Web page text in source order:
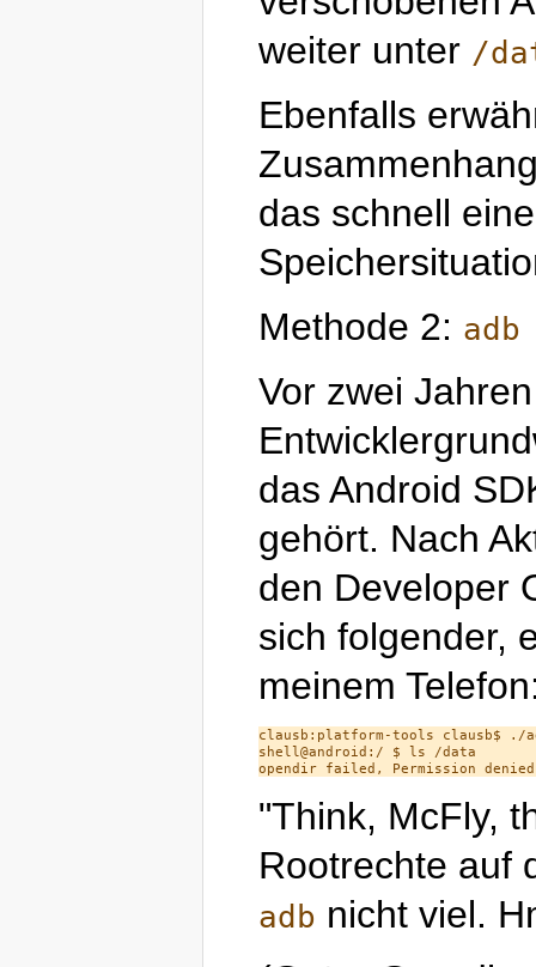
weiter unter /
Ebenfalls
das schnell
Methode 2:
Vor zwei
das Android
gehört. Nach
den Developer
sich folgender,
meinem
clausb:platform-tools clausb$ ./
shell@android:/ $ ls /data
"Think, McFly,
Rootrechte auf
adb nicht viel.